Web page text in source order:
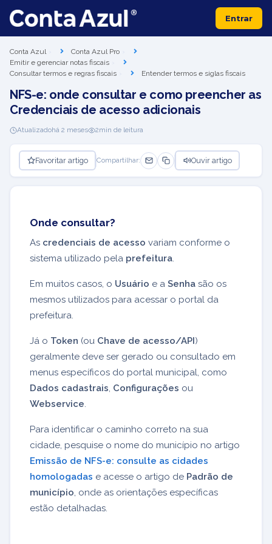
Entrar
Conta Azul
Conta Azul Pro
Emitir e gerenciar notas fiscais
Consultar termos e regras fiscais
Entender termos e siglas fiscais
NFS-e: onde consultar e como preencher as
Credenciais de acesso adicionais
Atualizadohá 2 meses 2min de leitura
Favoritar artigo Compartilhar: Ouvir artigo
Onde consultar?
As credenciais de acesso variam conforme o
sistema utilizado pela prefeitura.
Em muitos casos, o Usuário e a Senha são os
mesmos utilizados para acessar o portal da
prefeitura.
Já o Token (ou Chave de acesso/API)
geralmente deve ser gerado ou consultado em
menus específicos do portal municipal, como
Dados cadastrais, Configurações ou
Webservice.
Para identificar o caminho correto na sua
cidade, pesquise o nome do município no artigo
Emissão de NFS-e: consulte as cidades
homologadas e acesse o artigo de Padrão de
município, onde as orientações específicas
estão detalhadas.